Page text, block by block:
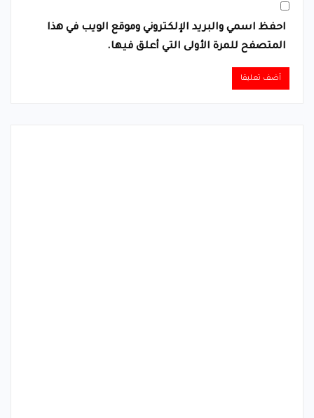
احفظ اسمي والبريد الإلكتروني وموقع الويب في هذا
المتصفح للمرة الأولى التي أعلق فيها.